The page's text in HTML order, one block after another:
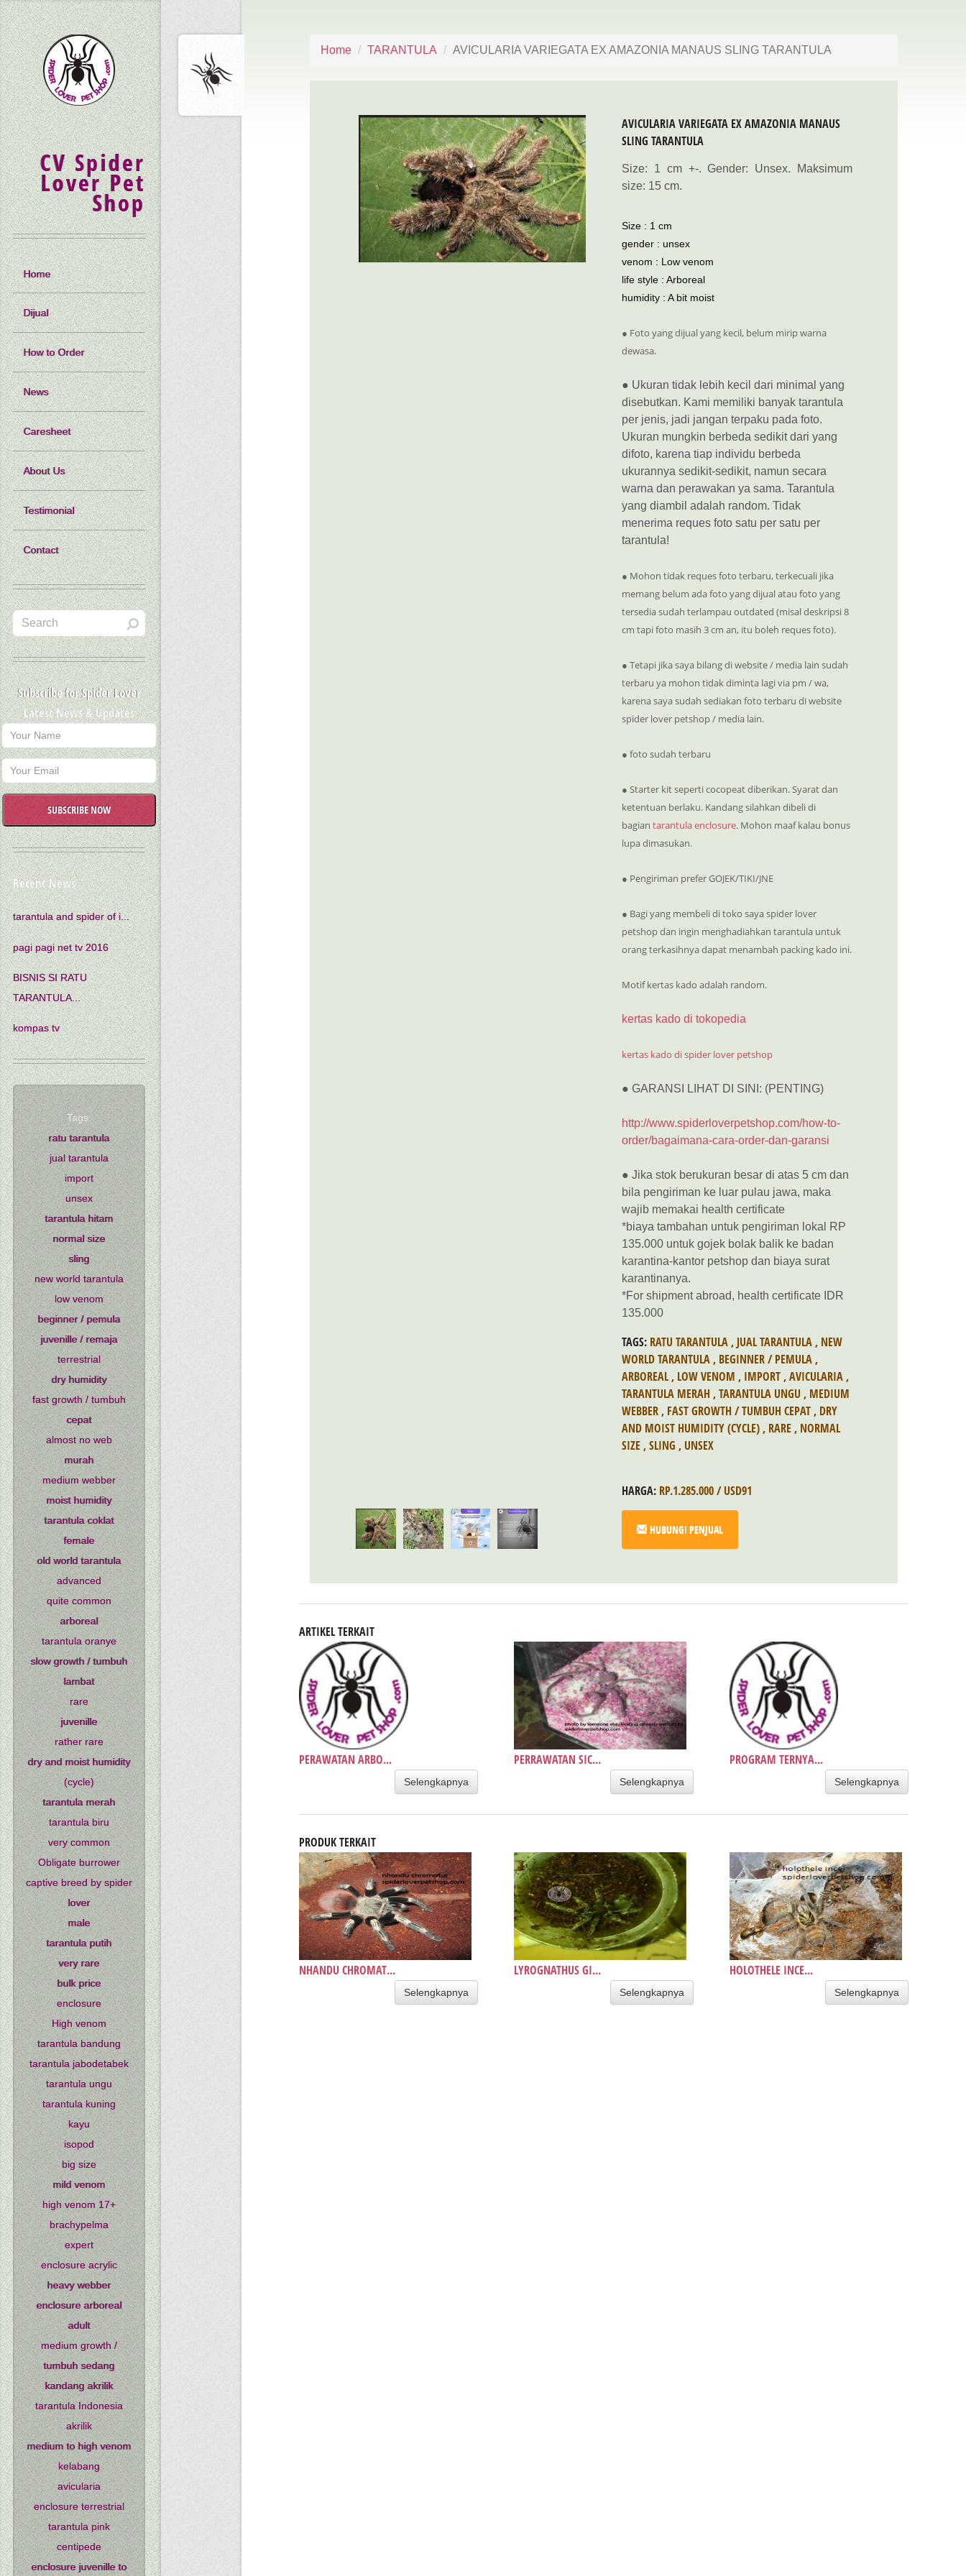
Home TARANTULA AVICULARIA VARIEGATA EX AMAZONIA MANAUS SLING TARANTULA
AVICULARIA VARIEGATA EX AMAZONIA MANAUS
SLING TARANTULA
Size: 1 cm +-. Gender: Unsex. Maksimum
size: 15 cm.
Size : 1 cm
gender : unsex
venom : Low venom
life style : Arboreal
humidity : A bit moist
● Foto yang dijual yang kecil, belum mirip warna
dewasa.
● Ukuran tidak lebih kecil dari minimal yang
disebutkan. Kami memiliki banyak tarantula
per jenis, jadi jangan terpaku pada foto.
Ukuran mungkin berbeda sedikit dari yang
difoto, karena tiap individu berbeda
ukurannya sedikit-sedikit, namun secara
warna dan perawakan ya sama. Tarantula
yang diambil adalah random. Tidak
menerima reques foto satu per satu per
tarantula!
● Mohon tidak reques foto terbaru, terkecuali jika
memang belum ada foto yang dijual atau foto yang
tersedia sudah terlampau outdated (misal deskripsi 8
cm tapi foto masih 3 cm an, itu boleh reques foto).
● Tetapi jika saya bilang di website / media lain sudah
terbaru ya mohon tidak diminta lagi via pm / wa,
karena saya sudah sediakan foto terbaru di website
spider lover petshop / media lain.
● foto sudah terbaru
● Starter kit seperti cocopeat diberikan. Syarat dan
ketentuan berlaku. Kandang silahkan dibeli di
bagian tarantula enclosure. Mohon maaf kalau bonus
lupa dimasukan.
● Pengiriman prefer GOJEK/TIKI/JNE
● Bagi yang membeli di toko saya spider lover
petshop dan ingin menghadiahkan tarantula untuk
orang terkasihnya dapat menambah packing kado ini.
Motif kertas kado adalah random.
kertas kado di tokopedia
kertas kado di spider lover petshop
● GARANSI LIHAT DI SINI: (PENTING)
http://www.spiderloverpetshop.com/how-to-
order/bagaimana-cara-order-dan-garansi
● Jika stok berukuran besar di atas 5 cm dan
bila pengiriman ke luar pulau jawa, maka
wajib memakai health certificate
*biaya tambahan untuk pengiriman lokal RP
135.000 untuk gojek bolak balik ke badan
karantina-kantor petshop dan biaya surat
karantinanya.
*For shipment abroad, health certificate IDR
135.000
TAGS: RATU TARANTULA, JUAL TARANTULA, NEW
WORLD TARANTULA, BEGINNER / PEMULA,
ARBOREAL, LOW VENOM , IMPORT,AVICULARIA,
TARANTULA MERAH ,TARANTULA UNGU , MEDIUM
WEBBER, FAST GROWTH / TUMBUH CEPAT, DRY
AND MOIST HUMIDITY (CYCLE), RARE, NORMAL
SIZE,SLING , UNSEX
HARGA: RP.1.285.000 / USD91
HUBUNGI PENJUAL
ARTIKEL TERKAIT
PERAWATAN ARBO...
Selengkapnya
PERRAWATAN SIC...
Selengkapnya
PROGRAM TERNYA...
Selengkapnya
PRODUK TERKAIT
NHANDU CHROMAT...
Selengkapnya
LYROGNATHUS GI...
Selengkapnya
HOLOTHELE INCE...
Selengkapnya
CV Spider
Lover Pet
Shop
Home
Dijual
How to Order
News
Caresheet
About Us
Testimonial
Contact
Subscribe for Spider Lover
Latest News & Updates
SUBSCRIBE NOW
Recent News
tarantula and spider of i...
pagi pagi net tv 2016
BISNIS SI RATU
TARANTULA...
kompas tv
Tags:
ratu tarantula
jual tarantula
import
unsex
tarantula hitam
normal size
sling
new world tarantula
low venom
beginner / pemula
juvenille / remaja
terrestrial
dry humidity
fast growth / tumbuh
cepat
almost no web
murah
medium webber
moist humidity
tarantula coklat
female
old world tarantula
advanced
quite common
arboreal
tarantula oranye
slow growth / tumbuh
lambat
rare
juvenille
rather rare
dry and moist humidity
(cycle)
tarantula merah
tarantula biru
very common
Obligate burrower
captive breed by spider
lover
male
tarantula putih
very rare
bulk price
enclosure
High venom
tarantula bandung
tarantula jabodetabek
tarantula ungu
tarantula kuning
kayu
isopod
big size
mild venom
high venom 17+
brachypelma
expert
enclosure acrylic
heavy webber
enclosure arboreal
adult
medium growth /
tumbuh sedang
kandang akrilik
tarantula Indonesia
akrilik
medium to high venom
kelabang
avicularia
enclosure terrestrial
tarantula pink
centipede
enclosure juvenille to